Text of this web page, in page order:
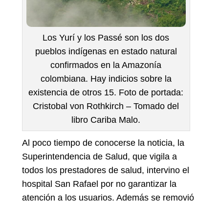
Los Yurí y los Passé son los dos
pueblos indígenas en estado natural
confirmados en la Amazonía
colombiana. Hay indicios sobre la
existencia de otros 15. Foto de portada:
Cristobal von Rothkirch – Tomado del
libro Cariba Malo.
Al poco tiempo de conocerse la noticia, la
Superintendencia de Salud, que vigila a
todos los prestadores de salud, intervino el
hospital San Rafael por no garantizar la
atención a los usuarios. Además se removió